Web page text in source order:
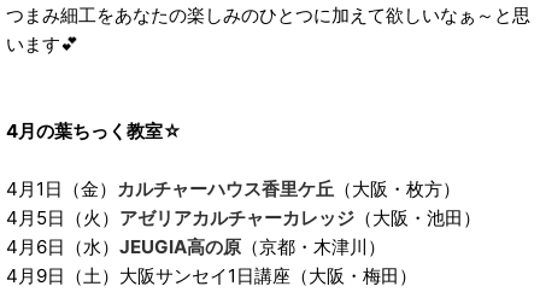
つまみ細工をあなたの楽しみのひとつに加えて欲しいなぁ～と思
います💕
4月の葉ちっく教室☆
4月1日（金） カルチャーハウス香里ケ丘 （大阪・枚方）
4月5日（火） アゼリアカルチャーカレッジ （大阪・池田）
4月6日（水） JEUGIA高の原 （京都・木津川）
4月9日（土）大阪サンセイ1日講座（大阪・梅田）